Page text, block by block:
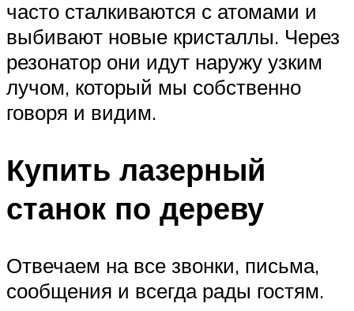
часто сталкиваются с атомами и
выбивают новые кристаллы. Через
резонатор они идут наружу узким
лучом, который мы собственно
говоря и видим.
Купить лазерный
станок по дереву
Отвечаем на все звонки, письма,
сообщения и всегда рады гостям.